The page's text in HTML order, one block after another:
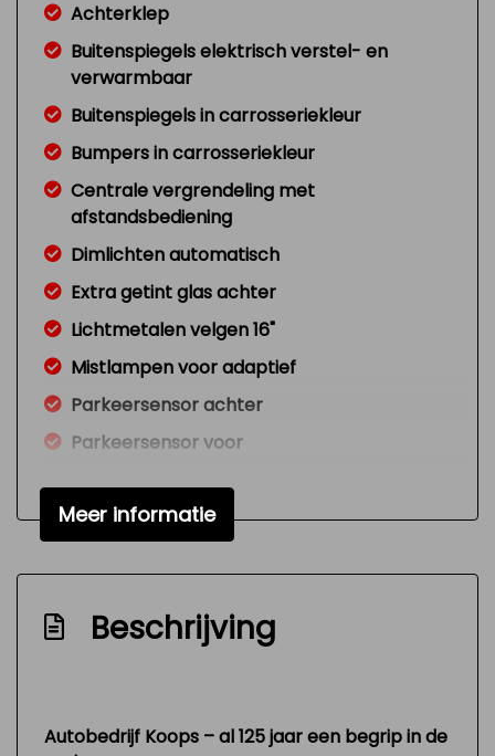
Achterklep
Buitenspiegels elektrisch verstel- en
verwarmbaar
Buitenspiegels in carrosseriekleur
Bumpers in carrosseriekleur
Centrale vergrendeling met
afstandsbediening
Dimlichten automatisch
Extra getint glas achter
Lichtmetalen velgen 16"
Mistlampen voor adaptief
Parkeersensor achter
Parkeersensor voor
verwarmbaar
Verwarmde voorruit
Zijschuifdeur rechts
Overige
Anti blokkeer systeem
Bestuurdersairbag
Meer informatie
Beschrijving
Autobedrijf Koops – al 125 jaar een begrip in de